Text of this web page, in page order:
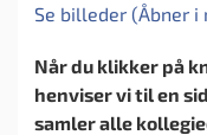
Se billeder (Åbner i
Når du klikker på
henviser vi til en
samler alle